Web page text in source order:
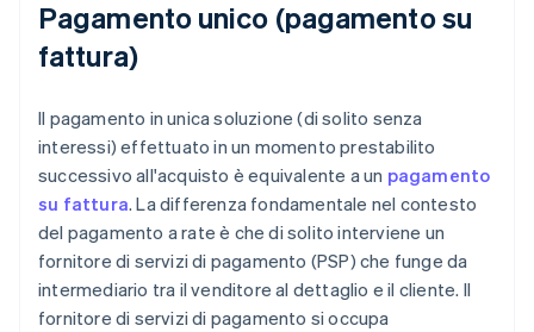
Pagamento unico (pagamento su
fattura)
Il pagamento in unica soluzione (di solito senza
interessi) effettuato in un momento prestabilito
successivo all'acquisto è equivalente a un pagamento
su fattura. La differenza fondamentale nel contesto
del pagamento a rate è che di solito interviene un
fornitore di servizi di pagamento (PSP) che funge da
intermediario tra il venditore al dettaglio e il cliente. Il
fornitore di servizi di pagamento si occupa